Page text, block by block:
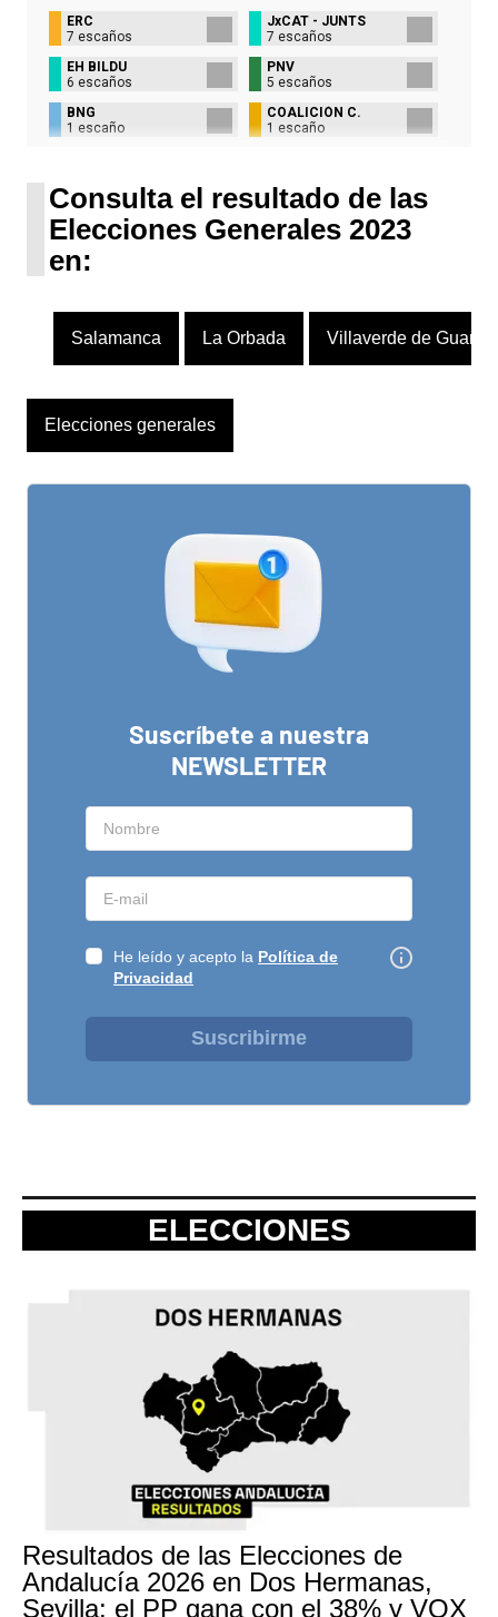
ERC
7 escaños
JxCAT - JUNTS
7 escaños
EH BILDU
6 escaños
PNV
5 escaños
BNG
1 escaño
COALICIÓN C.
1 escaño
Consulta el resultado de las
Elecciones Generales 2023
en:
Salamanca La Orbada Villaverde de
Elecciones generales
Suscríbete a nuestra
NEWSLETTER
He leído y acepto la Política de
Privacidad
Suscribirme
ELECCIONES
Resultados de las Elecciones de
Andalucía 2026 en Dos Hermanas,
Sevilla: el PP gana con el 38% y VOX